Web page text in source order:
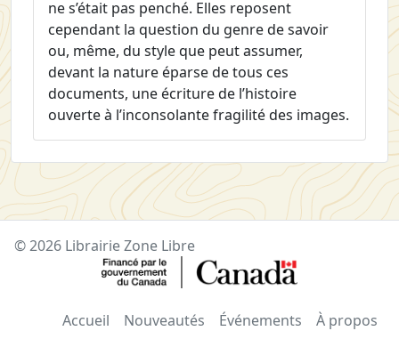
ne s’était pas penché. Elles reposent
cependant la question du genre de savoir
ou, même, du style que peut assumer,
devant la nature éparse de tous ces
documents, une écriture de l’histoire
ouverte à l’inconsolante fragilité des images.
© 2026 Librairie Zone Libre
Accueil Nouveautés Événements À propos